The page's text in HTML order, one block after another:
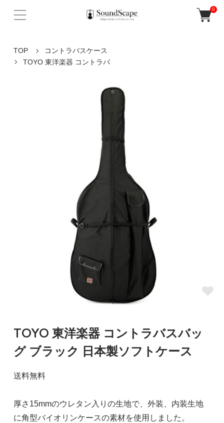
0
TOP
コントラバスケース
TOYO 東洋楽器 コントラバ
TOYO 東洋楽器 コントラバスバッ
グ ブラック 日本製ソフトケース
送料無料
厚さ15mmのウレタン入りの生地で、外装、内装生地
に角型バイオリンケースの素材を使用しました。